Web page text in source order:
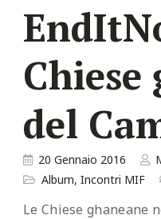
Chiese
del
20 Gennaio 2016
Album, Incontri MIF
Le Chiese ghaneane